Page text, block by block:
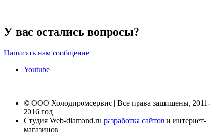
У вас остались вопросы?
Написать нам сообщение
Youtube
© ООО Холодпромсервис | Все права защищены, 2011-
2016 год
Студия Web-diamond.ru разработка сайтов и интернет-
магазинов